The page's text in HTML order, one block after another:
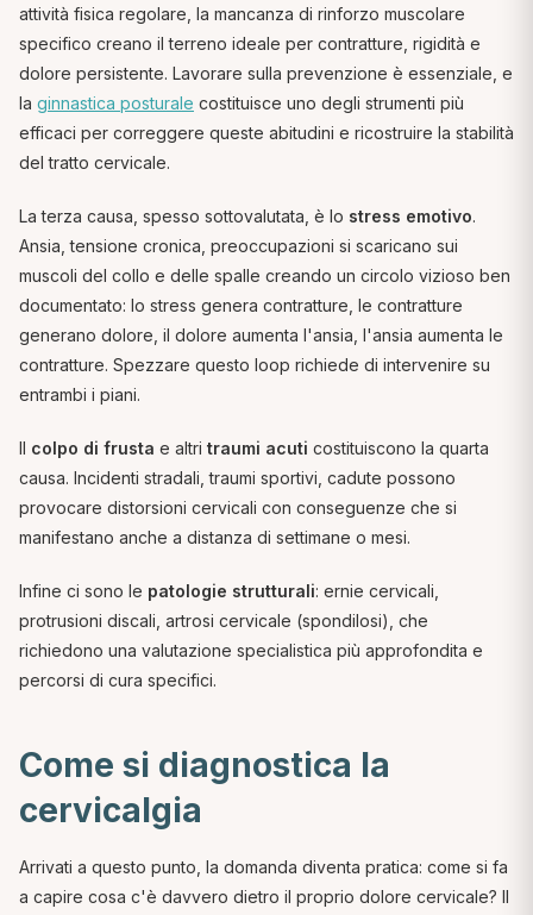
attività fisica regolare, la mancanza di rinforzo muscolare
specifico creano il terreno ideale per contratture, rigidità e
dolore persistente. Lavorare sulla prevenzione è essenziale, e
la ginnastica posturale costituisce uno degli strumenti più
efficaci per correggere queste abitudini e ricostruire la stabilità
del tratto cervicale.
La terza causa, spesso sottovalutata, è lo stress emotivo.
Ansia, tensione cronica, preoccupazioni si scaricano sui
muscoli del collo e delle spalle creando un circolo vizioso ben
documentato: lo stress genera contratture, le contratture
generano dolore, il dolore aumenta l'ansia, l'ansia aumenta le
contratture. Spezzare questo loop richiede di intervenire su
entrambi i piani.
Il colpo di frusta e altri traumi acuti costituiscono la quarta
causa. Incidenti stradali, traumi sportivi, cadute possono
provocare distorsioni cervicali con conseguenze che si
manifestano anche a distanza di settimane o mesi.
Infine ci sono le patologie strutturali: ernie cervicali,
protrusioni discali, artrosi cervicale (spondilosi), che
richiedono una valutazione specialistica più approfondita e
percorsi di cura specifici.
Come si diagnostica la
cervicalgia
Arrivati a questo punto, la domanda diventa pratica: come si fa
a capire cosa c'è davvero dietro il proprio dolore cervicale? Il